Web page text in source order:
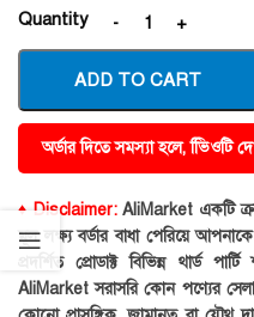
Quantity
ADD TO CART
অর্ডার দিতে সমস্যা হলে, ভিিওটি
♦ Disclaimer:AliMarket একটি ক্রস
মূল লক্ষ্য বর্ডার বাধা পেরিয়ে
প্রদর্শিত প্রোডাক্ট বিভিন্ন থার্ড
AliMarket সরাসরি কোন পণ্যের